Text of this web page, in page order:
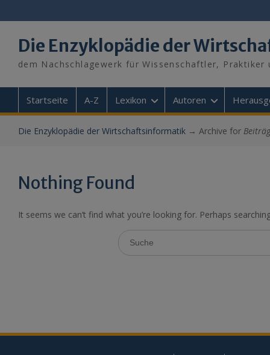
to
Die Enzyklopädie der
dem Nachschlagewerk für Wissenschaftler, Praktiker
Startseite A-Z Lexikon Autoren
Die Enzyklopädie der Wirtschaftsinformatik→ Archive for
Nothing Found
It seems we can’t find what you’re looking for. Perhaps
Search
for: